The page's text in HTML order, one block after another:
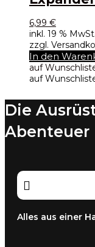
6,99 €
inkl. 19 % MwSt.
zzgl.
In den
auf
auf
Die
Abenteuer

Alles aus einer